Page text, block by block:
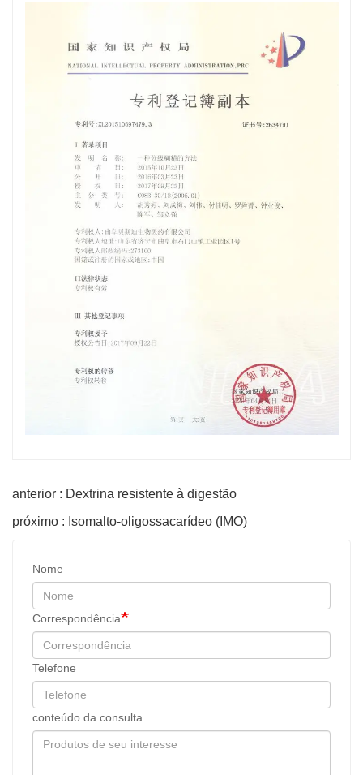
anterior : Dextrina resistente à digestão
próximo : Isomalto-oligossacarídeo (IMO)
Nome
Correspondência
Telefone
conteúdo da consulta